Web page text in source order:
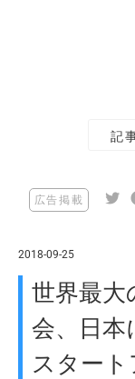
記
広告掲載
2018-09-25
世界最大
会、日
スター